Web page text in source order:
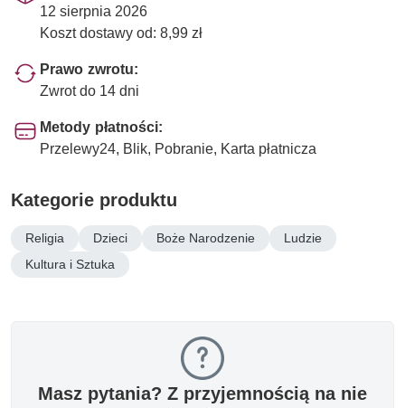
12 sierpnia 2026
Koszt dostawy od: 8,99 zł
Prawo zwrotu:
Zwrot do 14 dni
Metody płatności:
Przelewy24, Blik, Pobranie, Karta płatnicza
Kategorie produktu
Religia Dzieci Boże Narodzenie
Ludzie
Kultura i Sztuka
Masz pytania? Z przyjemnością na nie